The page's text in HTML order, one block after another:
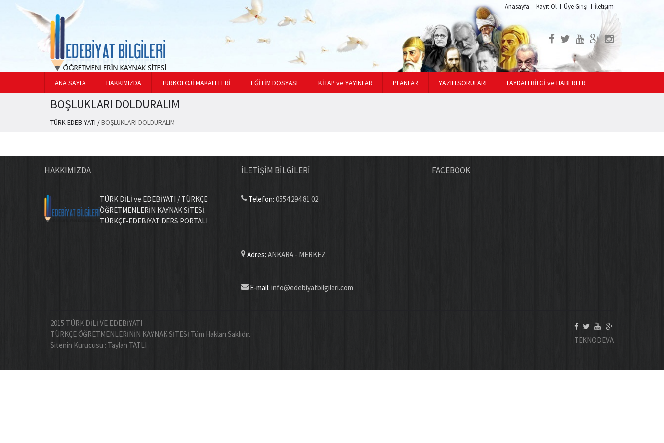
Anasayfa Kayıt Ol Üye Girişi İletişim
ANA SAYFA HAKKIMIZDA TÜRKOLOJİ MAKALELERİ EĞİTİM DOSYASI KİTAP ve YAYINLAR PLANLAR YAZILI SORULARI FAYDALI BİLGİ ve HABERLER
BOŞLUKLARI DOLDURALIM
TÜRK EDEBİYATI /BOŞLUKLARI DOLDURALIM
HAKKIMIZDA
TÜRK DİLİ ve EDEBİYATI / TÜRKÇE
ÖĞRETMENLERİN KAYNAK SİTESİ.
TÜRKÇE-EDEBİYAT DERS PORTALI
İLETİŞİM BİLGİLERİ
Telefon: 0554 294 81 02
Adres: ANKARA - MERKEZ
E-mail: info@edebiyatbilgileri.com
FACEBOOK
2015 TÜRK DİLİ VE EDEBİYATI
TÜRKÇE ÖĞRETMENLERİNİN KAYNAK SİTESİ Tüm Hakları Saklıdır.
Sitenin Kurucusu : Taylan TATLI
TEKNODEVA